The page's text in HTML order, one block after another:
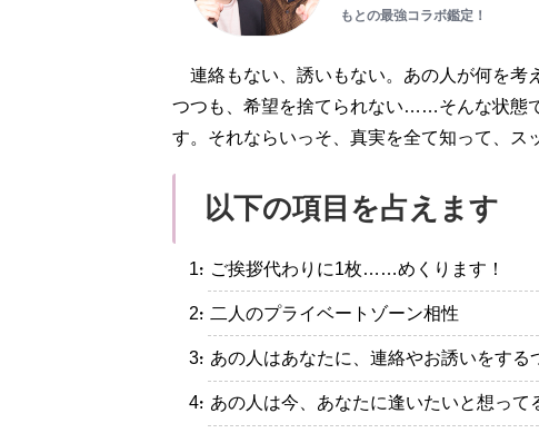
もとの最強コラボ鑑定！
連絡もない、誘いもない。あの人が何を考
つつも、希望を捨てられない……そんな状態
す。それならいっそ、真実を全て知って、ス
以下の項目を占えます
・ご挨拶代わりに1枚……めくります！
・二人のプライベートゾーン相性
・あの人はあなたに、連絡やお誘いをする
・あの人は今、あなたに逢いたいと想って